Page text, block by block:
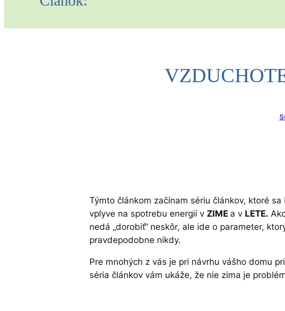
Týmto článkom začínam sériu článkov, ktoré
vplyve na spotrebu energií v ZIME a v LETE.
nedá „dorobiť“ neskôr, ale ide o parameter,
pravdepodobne nikdy.
Pre mnohých z vás je pri návrhu vášho domu
séria článkov vám ukáže, že nie zima je